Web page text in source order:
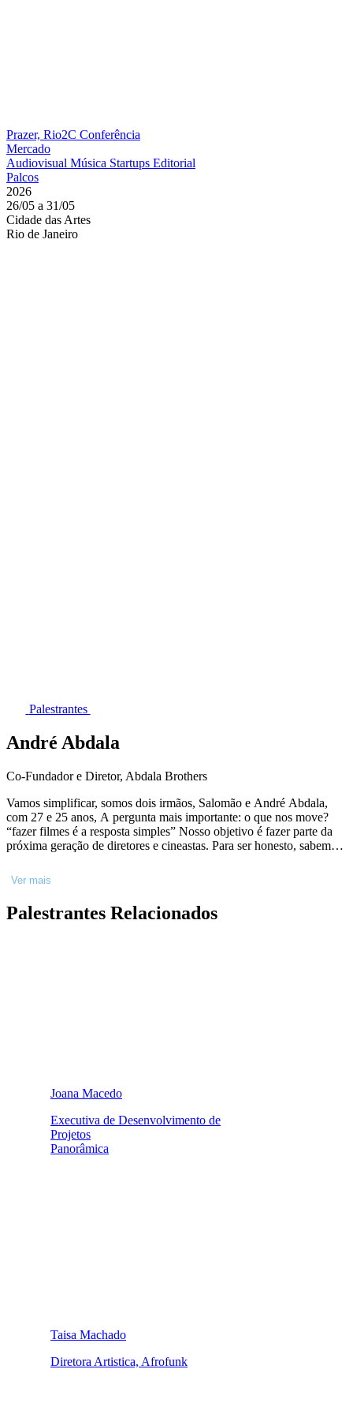
Prazer, Rio2C Conferência
Mercado
Audiovisual Música Startups Editorial
Palcos
2026
26/05 a 31/05
Cidade das Artes
Rio de Janeiro
Palestrantes
André Abdala
Co-Fundador e Diretor, Abdala Brothers
Vamos simplificar, somos dois irmãos, Salomão e André Abdala,
com 27 e 25 anos, A pergunta mais importante: o que nos move?
“fazer filmes é a resposta simples” Nosso objetivo é fazer parte da
próxima geração de diretores e cineastas. Para ser honesto, sabemos
parar até chegarmos lá. Motivados por nossas maiores inspirações,
Chris Nolan, Tarantino e Fincher, começamos nossa carreira com
menor escala e que nos permitiria trabalhar com equipamentos de
Ver mais
Palestrantes Relacionados
Joana Macedo
Executiva de Desenvolvimento de
Projetos
Panorâmica
Taisa Machado
Diretora Artistica, Afrofunk